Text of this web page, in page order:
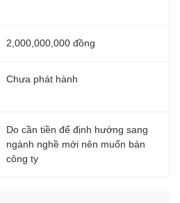
2,000,000,000 đồng
Chưa phát hành
Do cần tiền để định hướng sang
ngành nghề mới nên muốn bán
công ty